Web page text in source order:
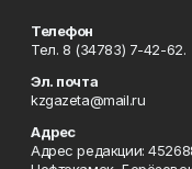
Телефон
Тел. 8 (34783) 7-42-62.
Эл. почта
kzgazeta@mail.ru
Адрес
Адрес редакции: